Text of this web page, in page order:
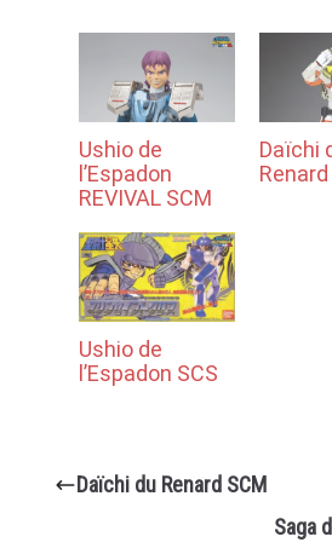
Ushio de
l’Espadon
REVIVAL SCM
Daïchi
Ushio de
l’Espadon SCS
Daïchi du Renard SCM
Saga